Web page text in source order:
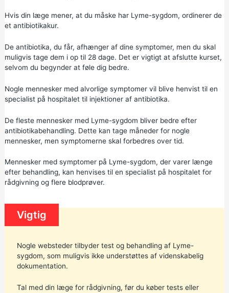
Hvis din læge mener, at du måske har Lyme-sygdom, ordinerer de
et antibiotikakur.
De antibiotika, du får, afhænger af dine symptomer, men du skal
muligvis tage dem i op til 28 dage. Det er vigtigt at afslutte kurset,
selvom du begynder at føle dig bedre.
Nogle mennesker med alvorlige symptomer vil blive henvist til en
specialist på hospitalet til injektioner af antibiotika.
De fleste mennesker med Lyme-sygdom bliver bedre efter
antibiotikabehandling. Dette kan tage måneder for nogle
mennesker, men symptomerne skal forbedres over tid.
Mennesker med symptomer på Lyme-sygdom, der varer længe
efter behandling, kan henvises til en specialist på hospitalet for
rådgivning og flere blodprøver.
Vigtig
Nogle websteder tilbyder test og behandling af Lyme-
sygdom, som muligvis ikke understøttes af videnskabelig
dokumentation.
Tal med din læge for rådgivning, før du køber tests eller